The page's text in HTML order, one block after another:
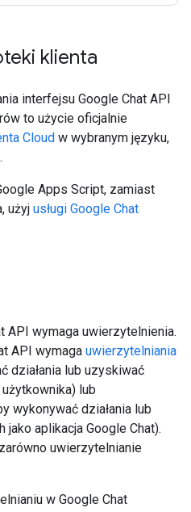
klienta
interfejsu Google Chat API
to użycie oficjalnie
Cloud w wybranym języku,
Apps Script, zamiast
użyj usługi Google Chat
API wymaga uwierzytelnienia.
API wymaga uwierzytelniania
działania lub uzyskiwać
lub
wykonywać działania lub
aplikacja Google Chat).
uwierzytelnianie
w Google Chat